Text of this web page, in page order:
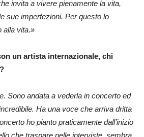
invita a vivere pienamente la vita,
sue imperfezioni. Per questo lo
alla vita.»
un artista internazionale, chi
Sono andata a vederla in concerto ed
Ha una voce che arriva dritta
ho pianto praticamente dall’inizio